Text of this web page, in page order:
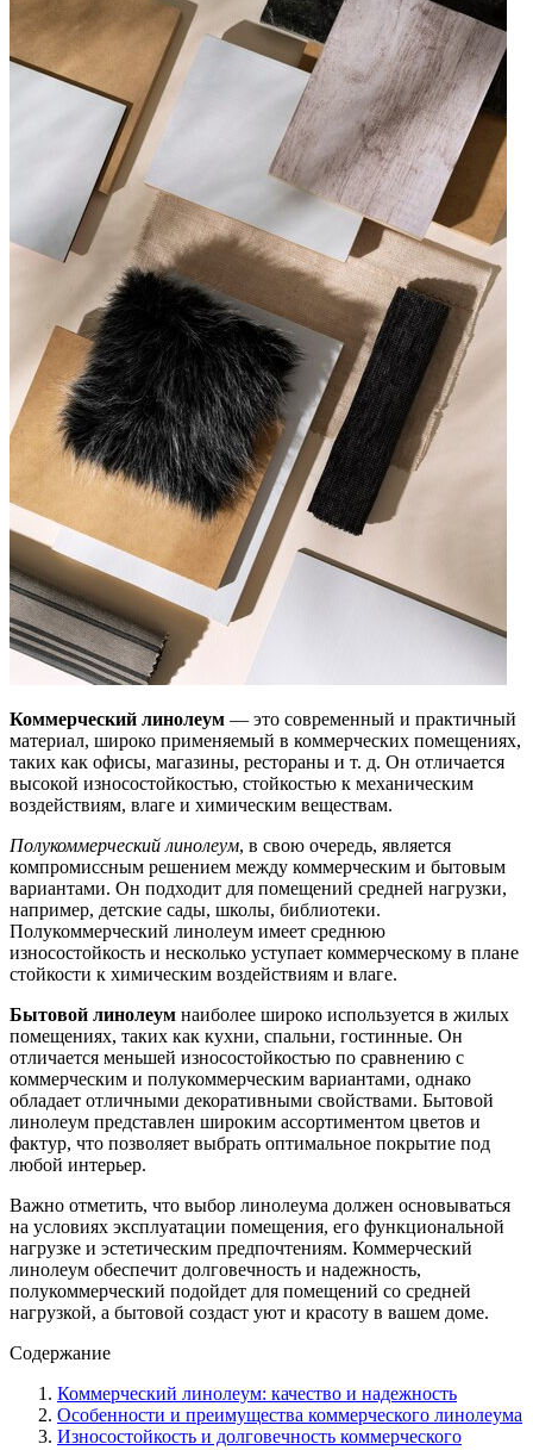
Коммерческий линолеум — это современный и практичный
материал, широко применяемый в коммерческих помещениях,
таких как офисы, магазины, рестораны и т. д. Он отличается
высокой износостойкостью, стойкостью к механическим
воздействиям, влаге и химическим веществам.
Полукоммерческий линолеум, в свою очередь, является
компромиссным решением между коммерческим и бытовым
вариантами. Он подходит для помещений средней нагрузки,
например, детские сады, школы, библиотеки.
Полукоммерческий линолеум имеет среднюю
износостойкость и несколько уступает коммерческому в плане
стойкости к химическим воздействиям и влаге.
Бытовой линолеум наиболее широко используется в жилых
помещениях, таких как кухни, спальни, гостинные. Он
отличается меньшей износостойкостью по сравнению с
коммерческим и полукоммерческим вариантами, однако
обладает отличными декоративными свойствами. Бытовой
линолеум представлен широким ассортиментом цветов и
фактур, что позволяет выбрать оптимальное покрытие под
любой интерьер.
Важно отметить, что выбор линолеума должен основываться
на условиях эксплуатации помещения, его функциональной
нагрузке и эстетическим предпочтениям. Коммерческий
линолеум обеспечит долговечность и надежность,
полукоммерческий подойдет для помещений со средней
нагрузкой, а бытовой создаст уют и красоту в вашем доме.
Содержание
Коммерческий линолеум: качество и надежность
Особенности и преимущества коммерческого линолеума
Износостойкость и долговечность коммерческого